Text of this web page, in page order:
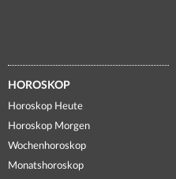
HOROSKOP
Horoskop Heute
Horoskop Morgen
Wochenhoroskop
Monatshoroskop